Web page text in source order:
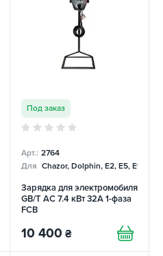
Mercedes
Под заказ
Арт.: 2764
Для Chazor, Dolphin, E2, E5, E9,
Зарядка для электромобиля
GB/T AC 7.4 кВт 32А 1-фаза
FCB
10 400 ₴